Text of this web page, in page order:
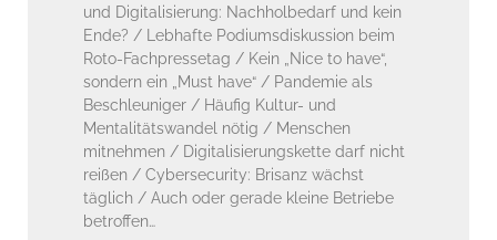
und Digitalisierung: Nachholbedarf und kein
Ende? / Lebhafte Podiumsdiskussion beim
Roto-Fachpressetag / Kein „Nice to have“,
sondern ein „Must have“ / Pandemie als
Beschleuniger / Häufig Kultur- und
Mentalitätswandel nötig / Menschen
mitnehmen / Digitalisierungskette darf nicht
reißen / Cybersecurity: Brisanz wächst
täglich / Auch oder gerade kleine Betriebe
betroffen…